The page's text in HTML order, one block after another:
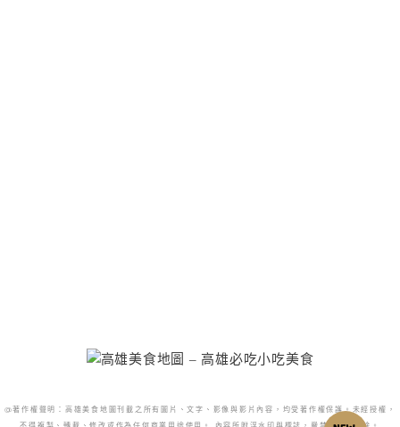
@著作權聲明：高雄美食地圖刊載之所有圖片、文字、影像與影片內容，均受著作權保護。未經授權，
不得複製、轉載、修改或作為任何商業用途使用。 內容所附浮水印與標誌，嚴禁更改或移除。